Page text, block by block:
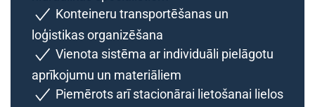
Konteineru transportēšanas un
loģistikas organizēšana
Vienota sistēma ar individuāli pielāgotu
aprīkojumu un materiāliem
Piemērots arī stacionārai lietošanai lielos